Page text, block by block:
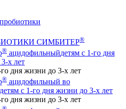
СИМБИТЕР®
® ацидофильныйдетям с 1-го дня
х лет
го дня жизни до 3-х лет
® ацидофильный во
детям с 1-го дня жизни до 3-х лет
го дня жизни до 3-х лет